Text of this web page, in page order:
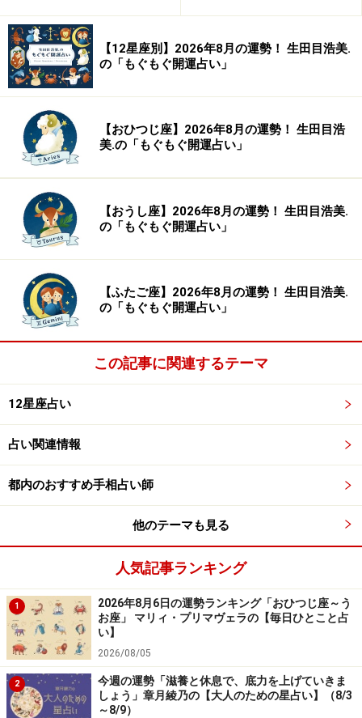
【12星座別】2026年8月の運勢！ 生田目浩美.
の「もぐもぐ開運占い」
【おひつじ座】2026年8月の運勢！ 生田目浩
美.の「もぐもぐ開運占い」
【おうし座】2026年8月の運勢！ 生田目浩美.
の「もぐもぐ開運占い」
【ふたご座】2026年8月の運勢！ 生田目浩美.
の「もぐもぐ開運占い」
この記事に関連するテーマ
12星座占い
占い関連情報
都内のおすすめ手相占い師
他のテーマも見る
人気記事ランキング
1
2026年8月6日の運勢ランキング「おひつじ座～う
お座」 マリィ・プリマヴェラの【毎日ひとこと占
い】
2026/08/05
2
今週の運勢「滋養と休息で、底力を上げていきま
しょう」章月綾乃の【大人のための星占い】（8/3
～8/9）